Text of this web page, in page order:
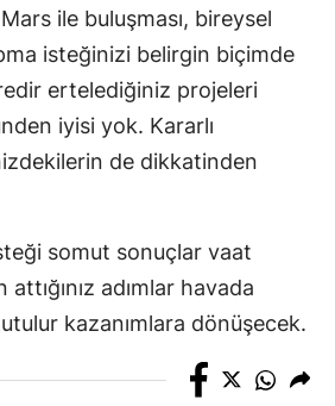
Yalova
Karabük
Kilis
Düzce
ile buluşması, bireysel
isteğinizi belirgin biçimde
ertelediğiniz projeleri
iyisi yok. Kararlı
de dikkatinden
somut sonuçlar vaat
adımlar havada
kazanımlara dönüşecek.